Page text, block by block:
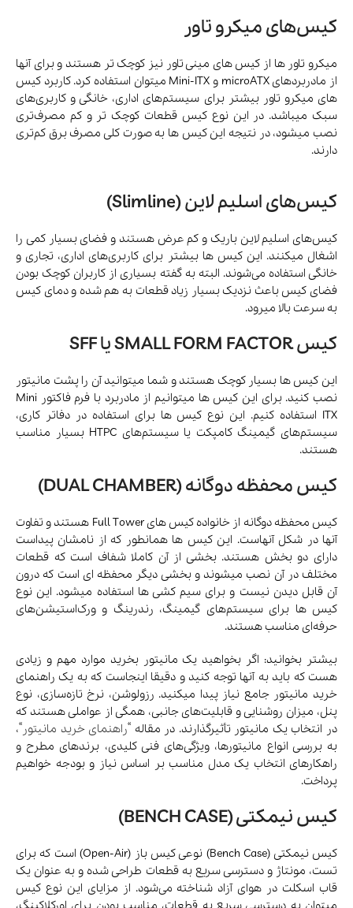
کیس‌های میکرو تاور
میکرو تاور ها از کیس های مینی تاور نیز کوچک تر هستند و برای آنها
از مادربردهای microATX و Mini-ITX میتوان استفاده کرد. کاربرد کیس
های میکرو تاور بیشتر برای سیستم‌های اداری، خانگی و کاربری‌های
سبک میباشد. در این نوع کیس قطعات کوچک تر و کم مصرف‌تری
نصب میشود، در نتیجه این کیس ها به صورت کلی مصرف برق کم‌تری
دارند.
کیس‌های اسلیم لاین (Slimline)
کیس‌های اسلیم لاین باریک و کم عرض هستند و فضای بسیار کمی را
اشغال میکنند. این کیس ها بیشتر برای کاربری‌های اداری، تجاری و
خانگی استفاده می‌شوند. البته به گفته بسیاری از کاربران کوچک بودن
فضای کیس باعث نزدیک بسیار زیاد قطعات به هم شده و دمای کیس
به سرعت بالا میرود.
کیس SMALL FORM FACTOR یا SFF
این کیس ها بسیار کوچک هستند و شما میتوانید آن را پشت مانیتور
نصب کنید. برای این کیس ها میتوانیم از مادربرد با فرم فاکتور Mini
ITX استفاده کنیم. این نوع کیس ها برای استفاده در دفاتر کاری،
سیستم‌های گیمینگ کامپکت یا سیستم‌های HTPC بسیار مناسب
هستند.
کیس محفظه دوگانه (DUAL CHAMBER)
کیس محفظه دوگانه از خانواده کیس های Full Tower هستند و تفاوت
آنها در شکل آنهاست. این کیس ها همانطور که از نامشان پیداست
دارای دو بخش هستند. بخشی از آن کاملا شفاف است که قطعات
مختلف در آن نصب میشوند و بخشی دیگر محفظه ای است که درون
آن قابل دیدن نیست و برای سیم کشی ها استفاده میشود. این نوع
کیس ها برای سیستم‌های گیمینگ، رندرینگ و ورک‌استیشن‌های
حرفه‌ای مناسب هستند.
بیشتر بخوانید: اگر بخواهید یک مانیتور بخرید موارد مهم و زیادی
هست که باید به آنها توجه کنید و دقیقا اینجاست که به یک راهنمای
خرید مانیتور جامع نیاز پیدا میکنید. رزولوشن، نرخ تازه‌سازی، نوع
پنل، میزان روشنایی و قابلیت‌های جانبی، همگی از عواملی هستند که
در انتخاب یک مانیتور تأثیرگذارند. در مقاله “راهنمای خرید مانیتور “،
به بررسی انواع مانیتورها، ویژگی‌های فنی کلیدی، برندهای مطرح و
راهکارهای انتخاب یک مدل مناسب بر اساس نیاز و بودجه خواهیم
پرداخت.
کیس نیمکتی (BENCH CASE)
کیس نیمکتی (Bench Case) نوعی کیس باز (Open-Air) است که برای
تست، مونتاژ و دسترسی سریع به قطعات طراحی شده و به عنوان یک
قاب اسکلت در هوای آزاد شناخته می‌شود. از مزایای این نوع کیس